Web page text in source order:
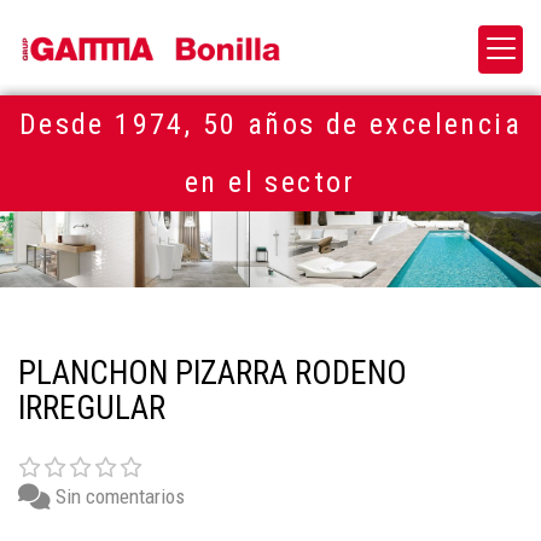
Desde 1974, 50 años de excelencia
en el sector
PLANCHON PIZARRA RODENO
IRREGULAR
Sin comentarios